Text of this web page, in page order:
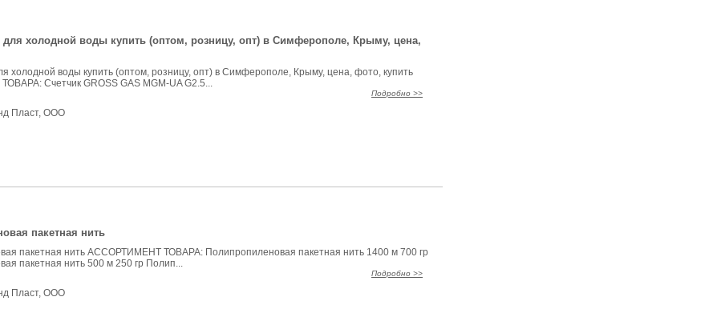
для холодной воды купить (оптом, розницу, опт) в Симферополе, Крыму, цена,
холодной воды купить (оптом, розницу, опт) в Симферополе, Крыму, цена, фото, купить
Счетчик GROSS GAS MGM-UA G2.5...
Подробно >>
Пласт, ООО
пакетная нить
пакетная нить АССОРТИМЕНТ ТОВАРА: Полипропиленовая пакетная нить 1400 м 700 гр
пакетная нить 500 м 250 гр Полип...
Подробно >>
Пласт, ООО